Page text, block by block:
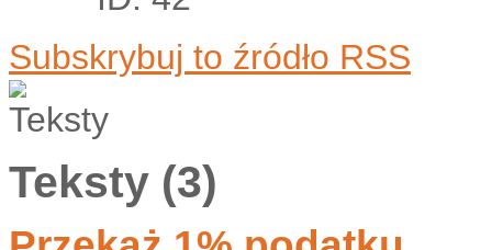
Subskrybuj to źródło RSS
Teksty (3)